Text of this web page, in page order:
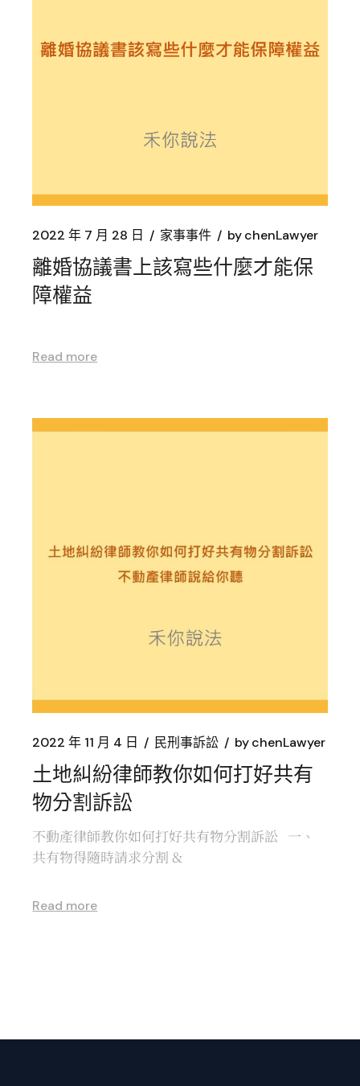
2022 年 7 月 28 日 家事事件 bychenLawyer
離婚協議書上該寫些什麼才能保
障權益
Read more
2022 年 11 月 4 日 民刑事訴訟 bychenLawyer
土地糾紛律師教你如何打好共有
物分割訴訟
不動產律師教你如何打好共有物分割訴訟 一、
共有物得隨時請求分割 &
Read more